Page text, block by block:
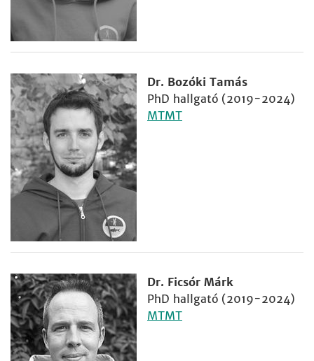
Dr. Bozóki Tamás
PhD hallgató (2019-2024)
MTMT
Dr. Ficsór Márk
PhD hallgató (2019-2024)
MTMT